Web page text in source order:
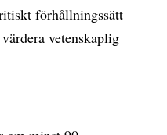
förhållningssätt
vetenskaplig